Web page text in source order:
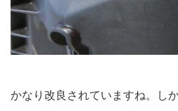
かなり改良されていますね。し